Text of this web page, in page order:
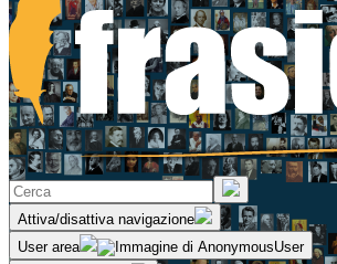
Attiva/disattiva navigazione
User area